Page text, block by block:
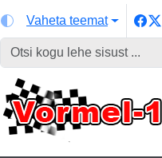
Vaheta teemat